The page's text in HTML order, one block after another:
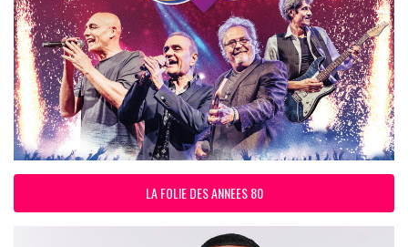
LA FOLIE DES ANNEES 80